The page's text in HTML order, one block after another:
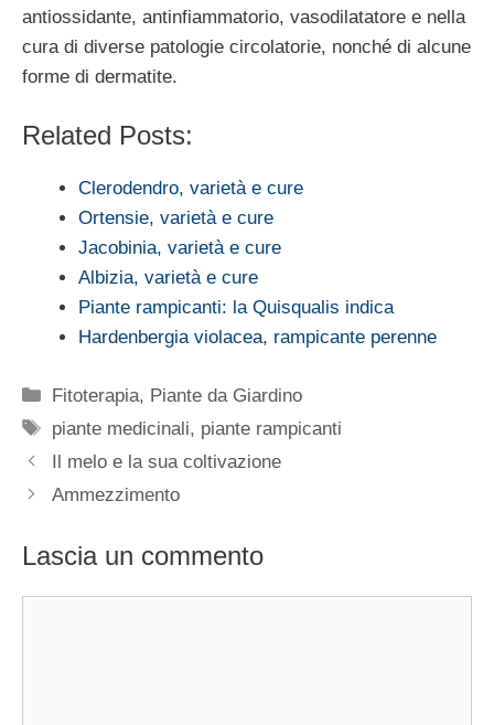
antiossidante, antinfiammatorio, vasodilatatore e nella
cura di diverse patologie circolatorie, nonché di alcune
forme di dermatite.
Related Posts:
Clerodendro, varietà e cure
Ortensie, varietà e cure
Jacobinia, varietà e cure
Albizia, varietà e cure
Piante rampicanti: la Quisqualis indica
Hardenbergia violacea, rampicante perenne
Categorie
Fitoterapia, Piante da Giardino
Tag
piante medicinali, piante rampicanti
Il melo e la sua coltivazione
Ammezzimento
Lascia un commento